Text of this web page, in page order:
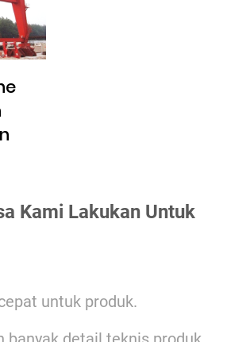
Kami Lakukan Untuk
untuk produk.